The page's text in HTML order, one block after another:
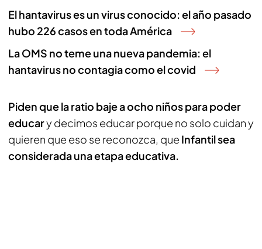
El hantavirus es un virus conocido: el año pasado
hubo 226 casos en toda América
La OMS no teme una nueva pandemia: el
hantavirus no contagia como el covid
Piden que la ratio baje a ocho niños para poder
educary decimos educar porque no solo cuidan y
quieren que eso se reconozca, que Infantil sea
considerada una etapa educativa.